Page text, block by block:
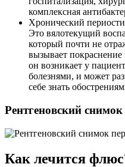
комплексная
Хронический
Это вялотекущий
который почти не
вызывает покраснение
он возникает у
болезнями, и может
себе знать
Рентгеновский снимок
Как лечится